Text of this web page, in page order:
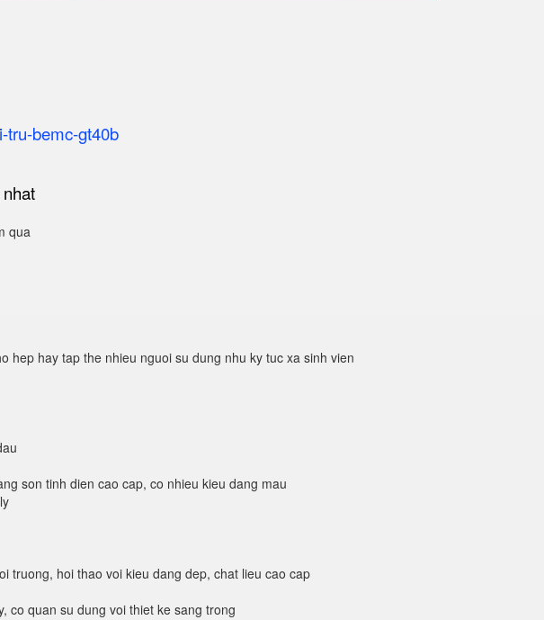
tru-bemc-gt40b
qua
hep hay tap the nhieu nguoi su dung nhu ky tuc xa sinh vien
son tinh dien cao cap, co nhieu kieu dang mau
truong, hoi thao voi kieu dang dep, chat lieu cao cap
co quan su dung voi thiet ke sang trong